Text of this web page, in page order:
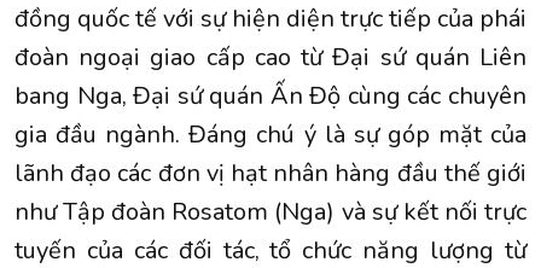
đồng quốc tế với sự hiện diện trực tiếp của phái
đoàn ngoại giao cấp cao từ Đại sứ quán Liên
bang Nga, Đại sứ quán Ấn Độ cùng các chuyên
gia đầu ngành. Đáng chú ý là sự góp mặt của
lãnh đạo các đơn vị hạt nhân hàng đầu thế giới
như Tập đoàn Rosatom (Nga) và sự kết nối trực
tuyến của các đối tác, tổ chức năng lượng từ